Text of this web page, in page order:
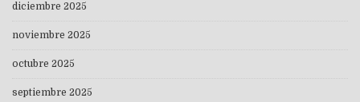
diciembre 2025
noviembre 2025
octubre 2025
septiembre 2025